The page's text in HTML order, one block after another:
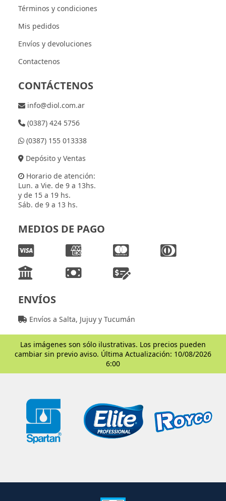
Términos y condiciones
Mis pedidos
Envíos y devoluciones
Contactenos
CONTÁCTENOS
info@diol.com.ar
(0387) 424 5756
(0387) 155 013338
Depósito y Ventas
Horario de atención:
Lun. a Vie. de 9 a 13hs.
y de 15 a 19 hs.
Sáb. de 9 a 13 hs.
MEDIOS DE PAGO
ENVÍOS
Envíos a Salta, Jujuy y Tucumán
Las imágenes son sólo ilustrativas. Los precios pueden
cambiar sin previo aviso. Última Actualización: 10/08/2026
6:00